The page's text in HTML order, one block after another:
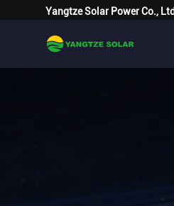
Yangtze Solar Power Co.,